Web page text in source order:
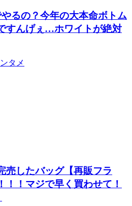
やるの？今年の大本命ボトム
すんげぇ…ホワイトが絶対
タメ
売したバッグ【再販フラ
！！マジで早く買わせて！